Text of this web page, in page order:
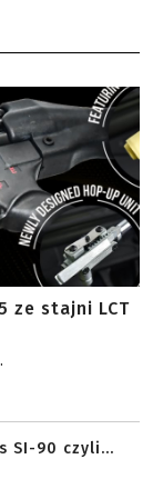
ze stajni LCT
SI-90 czyli...